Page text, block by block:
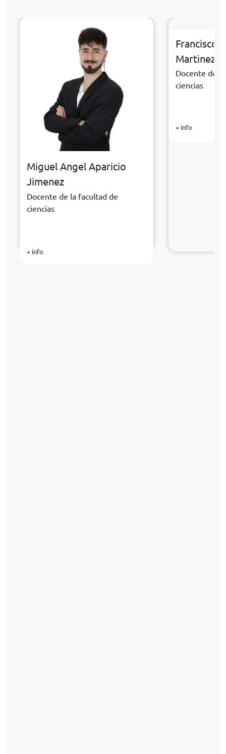
Miguel Angel Aparicio
Jimenez
Docente de la facultad de
ciencias
+ info
Francisco
Martinez
Docente de
ciencias
+ info